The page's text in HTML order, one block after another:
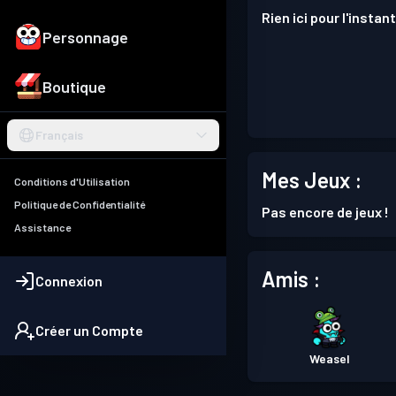
Personnage
Boutique
Français
Conditions d'Utilisation
Politique de Confidentialité
Assistance
Connexion
Créer un Compte
Rien ici pour
Mes Jeux :
Pas encore de jeux !
Amis :
Weasel